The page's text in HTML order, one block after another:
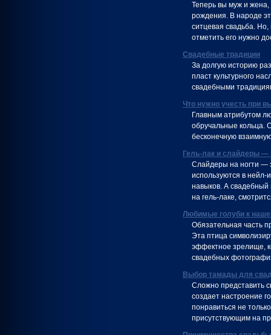
Теперь вы муж и жена,
рождения. В народе
ситцевая свадьба. Но,
отметить его нужно
Свадебные традиции
За долгую историю
пласт культурного
свадебными
Что нужно учесть при
Главным атрибутом
обручальные кольца.
бесконечную
Гель-лак и слайдеры
Слайдеры на ногти —
используются в нейл-
навыков. А
на гель-лаке,
Любимые голуби к
Обязательная часть
Эта птица
эффектное зрелище,
свадебных
Выбор тамады для
Сложно представить
создает настроение
понравиться не
присутствующим на